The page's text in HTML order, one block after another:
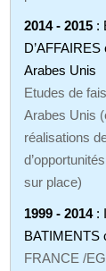
2014 - 2015 :
Arabes Unis
Etudes de
Arabes Unis
réalisations
sur place)
1999 - 2014:
BATIMENTS
FRANCE /